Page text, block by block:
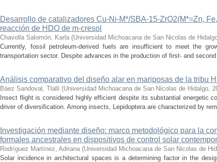
Desarrollo de catalizadores Cu-Ni-M*/SBA-15-ZrO2(M*=Zn,
reacción de HDO de m-cresol
Chavolla Salomón, Karla (Universidad Michoacana de San Nicolas de
Currently, fossil petroleum-derived fuels are insufficient to meet the
transportation sector. Despite advances in the production of first- and
Análisis comparativo del diseño alar en mariposas de la tribu
Báez Sandoval, Tlalli (Universidad Michoacana de San Nicolas de Hidalgo,
Insect flight is considered highly efficient despite its substantial energetic
driver of diversification. Among insects, Lepidoptera are characterized by
Investigación mediante diseño: marco metodológico para la
formales ancestrales en dispositivos de control solar
Rodríguez Martínez, Adriana (Universidad Michoacana de San Nicolas de
Solar incidence in architectural spaces is a determining factor in the